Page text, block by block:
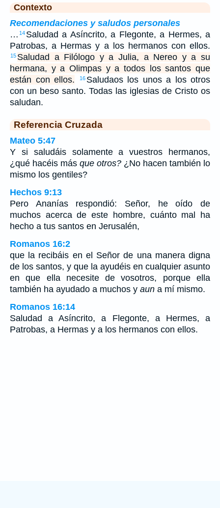
Contexto
Recomendaciones y saludos personales
… 14 Saludad a Asíncrito, a Flegonte, a Hermes, a
Patrobas, a Hermas y a los hermanos con ellos.
15 Saludad a Filólogo y a Julia, a Nereo y a su
hermana, y a Olimpas y a todos los santos que
están con ellos.
16 Saludaos los unos a los otros
con un beso santo. Todas las iglesias de Cristo os
saludan.
Referencia Cruzada
Mateo 5:47
Y si saludáis solamente a vuestros hermanos,
¿qué hacéis más que otros? ¿No hacen también lo
mismo los gentiles?
Hechos 9:13
Pero Ananías respondió: Señor, he oído de
muchos acerca de este hombre, cuánto mal ha
hecho a tus santos en Jerusalén,
Romanos 16:2
que la recibáis en el Señor de una manera digna
de los santos, y que la ayudéis en cualquier asunto
en que ella necesite de vosotros, porque ella
también ha ayudado a muchos y aun a mí mismo.
Romanos 16:14
Saludad a Asíncrito, a Flegonte, a Hermes, a
Patrobas, a Hermas y a los hermanos con ellos.